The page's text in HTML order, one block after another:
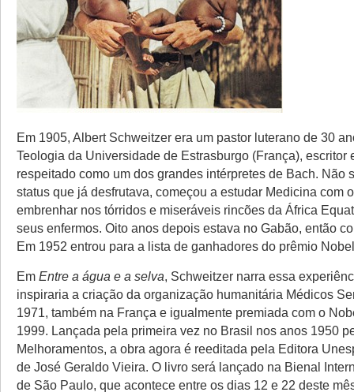
Em 1905, Albert Schweitzer era um pastor luterano de 30
Teologia da Universidade de Estrasburgo (França), escritor
respeitado como um dos grandes intérpretes de Bach. Não
status que já desfrutava, começou a estudar Medicina com
embrenhar nos tórridos e miseráveis rincões da África
seus enfermos. Oito anos depois estava no Gabão, então
Em 1952 entrou para a lista de ganhadores do prêmio
Em Entre a água e a selva, Schweitzer narra essa
inspiraria a criação da organização humanitária Médicos
1971, também na França e igualmente premiada com o
1999. Lançada pela primeira vez no Brasil nos anos 1950
Melhoramentos, a obra agora é reeditada pela Editora
de José Geraldo Vieira. O livro será lançado na Bienal
de São Paulo, que acontece entre os dias 12 e 22 deste